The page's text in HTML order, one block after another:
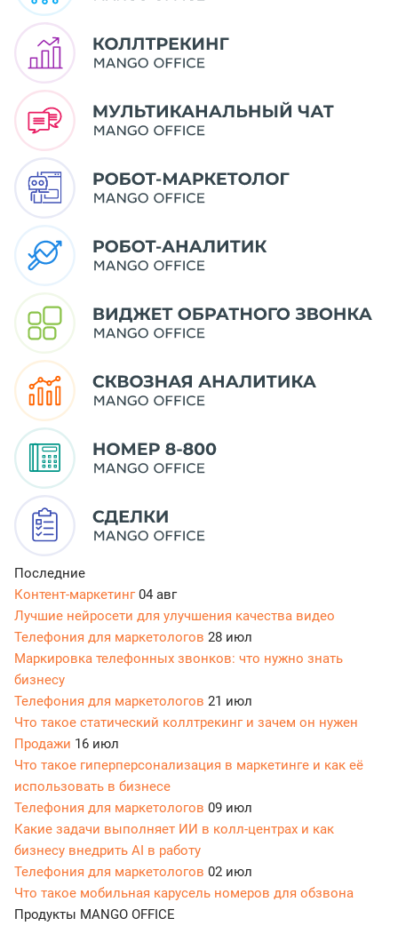
Последние
Контент-маркетинг04 авг
Лучшие нейросети для улучшения качества видео
Телефония для маркетологов 28 июл
Маркировка телефонных звонков: что нужно знать
бизнесу
Телефония для маркетологов 21 июл
Что такое статический коллтрекинг и зачем он нужен
Продажи 16 июл
Что такое гиперперсонализация в маркетинге и как её
использовать в бизнесе
Телефония для маркетологов 09 июл
Какие задачи выполняет ИИ в колл-центрах и как
бизнесу внедрить AI в работу
Телефония для маркетологов 02 июл
Что такое мобильная карусель номеров для обзвона
Продукты MANGO OFFICE